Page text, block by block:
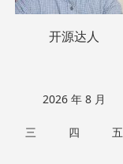
开源达人
2026 年 8 月
三 四 五